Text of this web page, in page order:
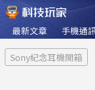
最新文章 手機通
Sony紀念耳機開箱